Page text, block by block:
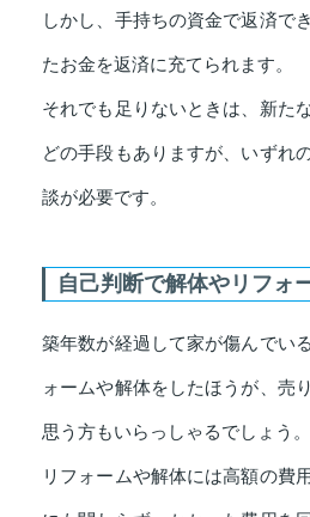
しかし、手持ちの資金で返済で
たお金を返済に充てられます。
それでも足りないときは、新た
どの手段もありますが、いずれ
談が必要です。
自己判断で解体やリフォ
築年数が経過して家が傷んでい
ォームや解体をしたほうが、売
思う方もいらっしゃるでしょう。
リフォームや解体には高額の費